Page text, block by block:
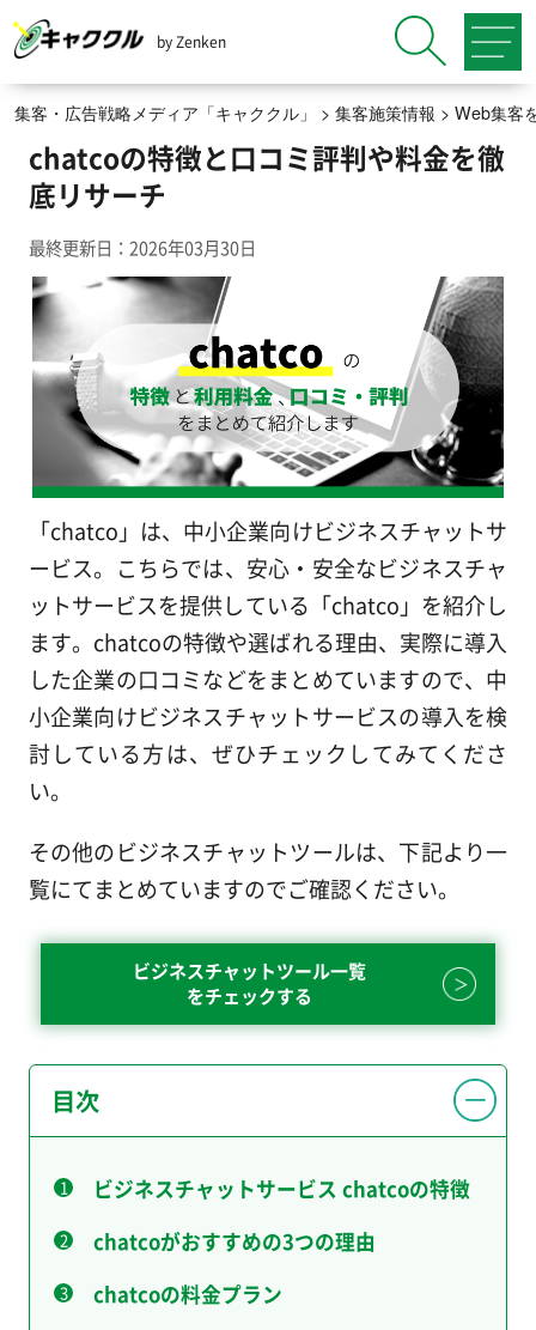
by Zenken
集客・広告戦略メディア「キャククル」 > 集客施策情報 > Web集客
chatcoの特徴と口コミ評判や料金を徹
底リサーチ
最終更新日：2026年03月30日
「chatco」は、中小企業向けビジネスチャットサ
ービス。こちらでは、安心・安全なビジネスチャ
ットサービスを提供している「chatco」を紹介し
ます。chatcoの特徴や選ばれる理由、実際に導入
した企業の口コミなどをまとめていますので、中
小企業向けビジネスチャットサービスの導入を検
討している方は、ぜひチェックしてみてくださ
い。
その他のビジネスチャットツールは、下記より一
覧にてまとめていますのでご確認ください。
ビジネスチャットツール一覧
をチェックする
目次
ビジネスチャットサービス chatcoの特徴
chatcoがおすすめの3つの理由
chatcoの料金プラン